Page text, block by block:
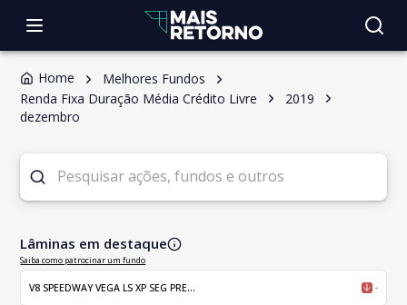
Home
Melhores Fundos
Renda Fixa Duração Média Crédito Livre
2019
dezembro
Lâminas em destaque
Saiba como patrocinar um fundo
V8 SPEEDWAY VEGA LS XP SEG PRE... -